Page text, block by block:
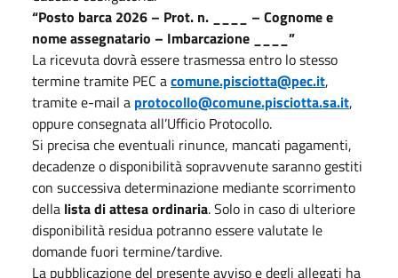
“Posto barca 2026 – Prot. n. ____ – Cognome e
nome assegnatario – Imbarcazione ____”
La ricevuta dovrà essere trasmessa entro lo stesso
termine tramite PEC acomune.pisciotta@pec.it,
tramite e-mail a protocollo@comune.pisciotta.sa.it,
oppure consegnata all’Ufficio Protocollo.
Si precisa che eventuali rinunce, mancati pagamenti,
decadenze o disponibilità sopravvenute saranno gestiti
con successiva determinazione mediante scorrimento
della lista di attesa ordinaria. Solo in caso di ulteriore
disponibilità residua potranno essere valutate le
domande fuori termine/tardive.
La pubblicazione del presente avviso e degli allegati ha